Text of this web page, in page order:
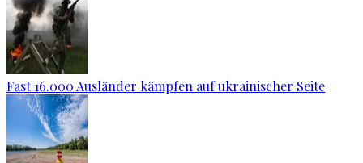
Fast 16.000 Ausländer kämpfen auf ukrainischer Seite